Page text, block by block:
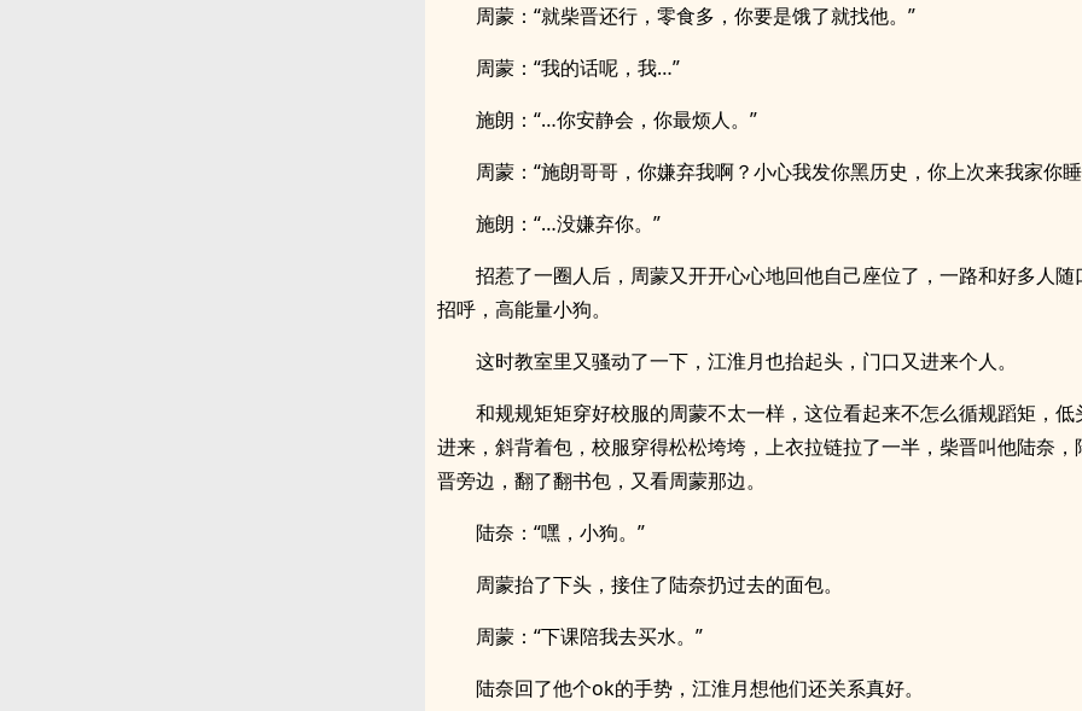
周蒙：“就柴晋还行，零食多，你要是饿了就找他。”
周蒙：“我的话呢，我…”
施朗：“…你安静会，你最烦人。”
周蒙：“施朗哥哥，你嫌弃我啊？小心我发你黑历史，你上次来我家你
施朗：“…没嫌弃你。”
招惹了一圈人后，周蒙又开开心心地回他自己座位了，一路和好多人随
招呼，高能量小狗。
这时教室里又骚动了一下，江淮月也抬起头，门口又进来个人。
和规规矩矩穿好校服的周蒙不太一样，这位看起来不怎么循规蹈矩，低
进来，斜背着包，校服穿得松松垮垮，上衣拉链拉了一半，柴晋叫他陆奈，
晋旁边，翻了翻书包，又看周蒙那边。
陆奈：“嘿，小狗。”
周蒙抬了下头，接住了陆奈扔过去的面包。
周蒙：“下课陪我去买水。”
陆奈回了他个ok的手势，江淮月想他们还关系真好。